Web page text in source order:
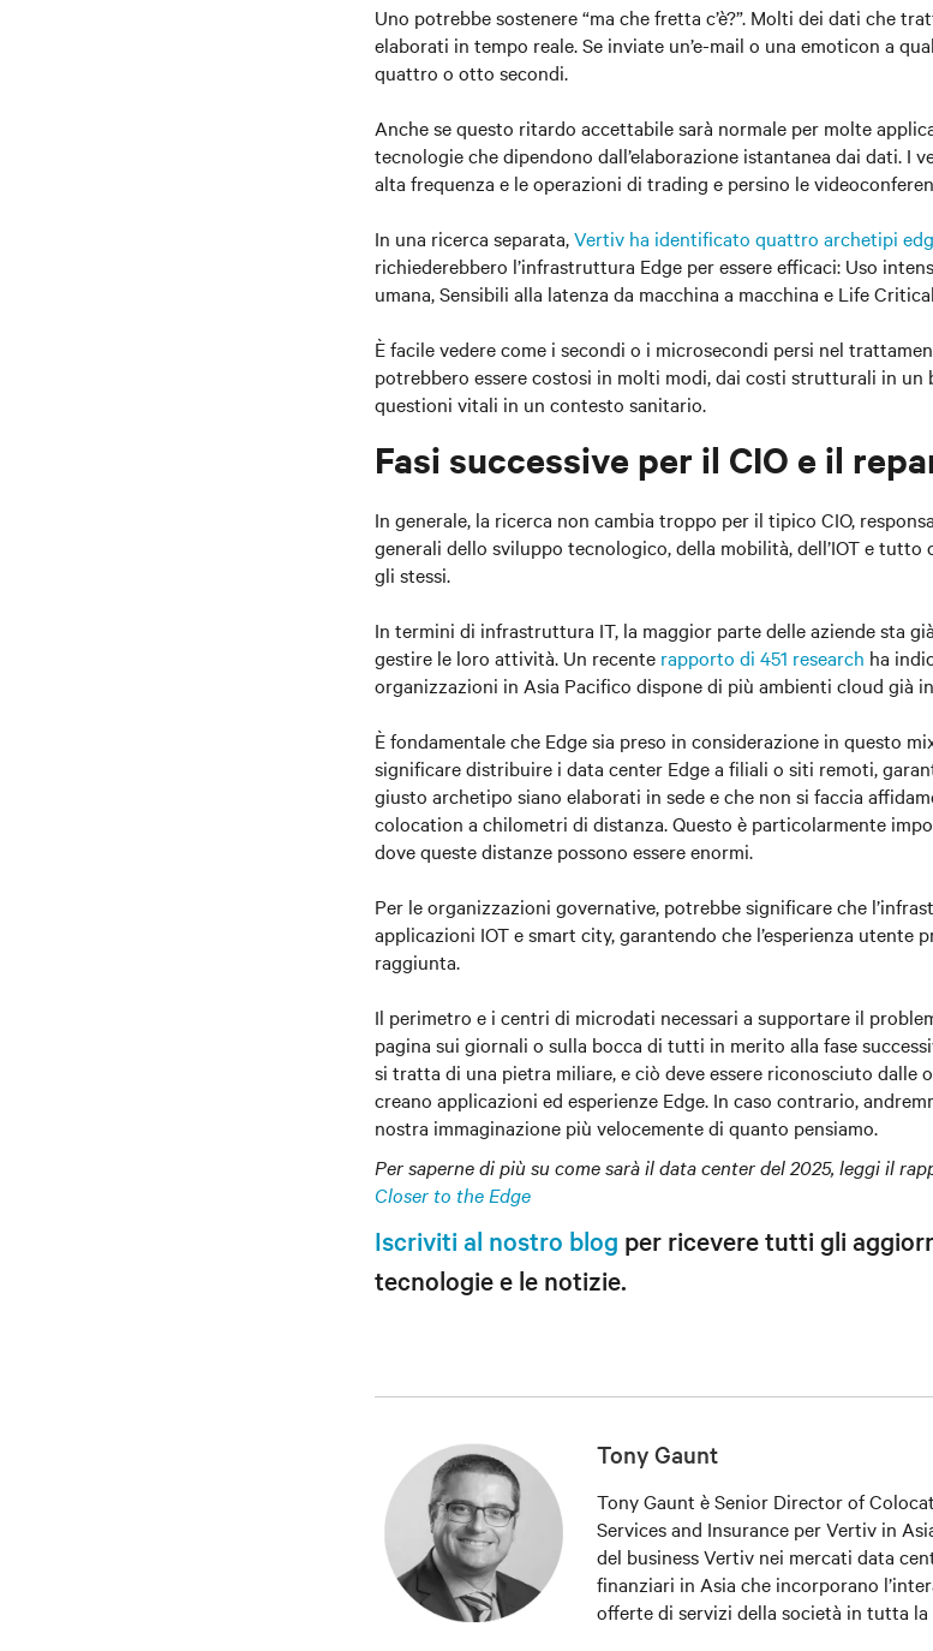
Uno potrebbe sostenere “ma che fretta c’è?”. Molti dei dati che
elaborati in tempo reale. Se inviate un’e-mail o una emoticon a
quattro o otto secondi.
Anche se questo ritardo accettabile sarà normale per molte
tecnologie che dipendono dall’elaborazione istantanea dai dati. I
alta frequenza e le operazioni di trading e persino le
In una ricerca separata,Vertiv ha identificato quattro archetipi
richiederebbero l’infrastruttura Edge per essere efficaci: Uso
umana, Sensibili alla latenza da macchina a macchina e Life
È facile vedere come i secondi o i microsecondi persi nel
potrebbero essere costosi in molti modi, dai costi strutturali in un
questioni vitali in un contesto sanitario.
Fasi successive per il CIO e il
In generale, la ricerca non cambia troppo per il tipico CIO,
generali dello sviluppo tecnologico, della mobilità, dell’IOT e tutto
gli stessi.
In termini di infrastruttura IT, la maggior parte delle aziende sta
gestire le loro attività. Un recente rapporto di 451 research ha
organizzazioni in Asia Pacifico dispone di più ambienti cloud già
È fondamentale che Edge sia preso in considerazione in questo
significare distribuire i data center Edge a filiali o siti remoti,
giusto archetipo siano elaborati in sede e che non si faccia
colocation a chilometri di distanza. Questo è particolarmente
dove queste distanze possono essere enormi.
Per le organizzazioni governative, potrebbe significare che
applicazioni IOT e smart city, garantendo che l’esperienza utente
raggiunta.
Il perimetro e i centri di microdati necessari a supportare il
pagina sui giornali o sulla bocca di tutti in merito alla fase
si tratta di una pietra miliare, e ciò deve essere riconosciuto dalle
creano applicazioni ed esperienze Edge. In caso contrario,
nostra immaginazione più velocemente di quanto pensiamo.
Per saperne di più su come sarà il data center del 2025, leggi il
Closer to the Edge
Iscriviti al nostro blog per ricevere tutti gli
tecnologie e le notizie.
Tony Gaunt
Tony Gaunt è Senior Director of
Services and Insurance per Vertiv in
del business Vertiv nei mercati data
finanziari in Asia che incorporano
offerte di servizi della società in tutta la